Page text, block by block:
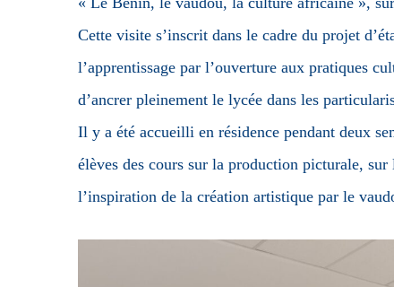
Cette visite s’inscrit dans le cadre du projet
l’apprentissage par l’ouverture aux pratiques
d’ancrer pleinement le lycée dans les
Il y a été accueilli en résidence pendant deux
élèves des cours sur la production picturale,
l’inspiration de la création artistique par le